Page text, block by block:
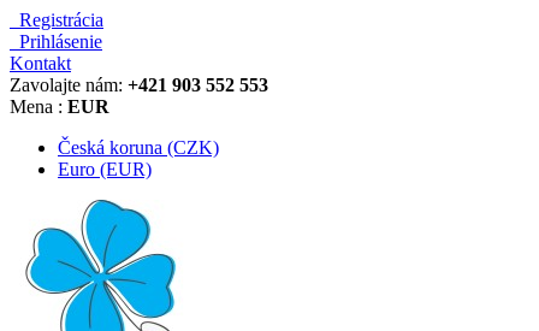
Registrácia
Prihlásenie
Kontakt
Zavolajte nám: +421 903 552 553
Mena : EUR
Česká koruna (CZK)
Euro (EUR)